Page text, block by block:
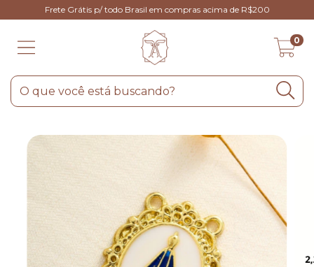
Frete Grátis p/ todo Brasil em compras acima de R$200
0